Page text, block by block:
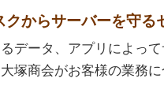
からサーバーを守る
データ、アプリによっ
塚商会がお客様の業務に